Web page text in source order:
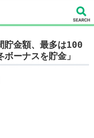
金額、最多は100
ーナスを貯金」